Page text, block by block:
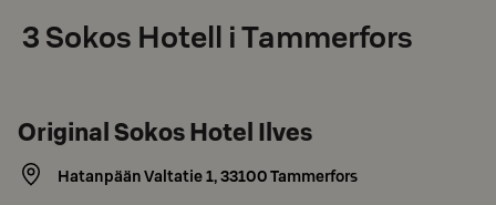
3 Sokos Hotell i Tammerfors
Original Sokos Hotel Ilves
Hatanpään Valtatie 1,33100Tammerfors